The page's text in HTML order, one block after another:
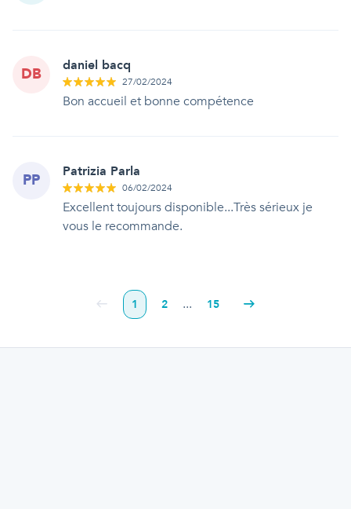
DB daniel bacq
27/02/2024
Bon accueil et bonne compétence
PP Patrizia Parla
06/02/2024
Excellent toujours disponible...Très sérieux je
vous le recommande.
1 2 ... 15